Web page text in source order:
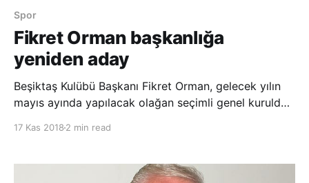
Spor
Fikret Orman başkanlığa
yeniden aday
Beşiktaş Kulübü Başkanı Fikret Orman, gelecek yılın
mayıs ayında yapılacak olağan seçimli genel kurulda
toplantısında konuşan Fikret Orman, son dönemde
17 Kas 2018 2 min read